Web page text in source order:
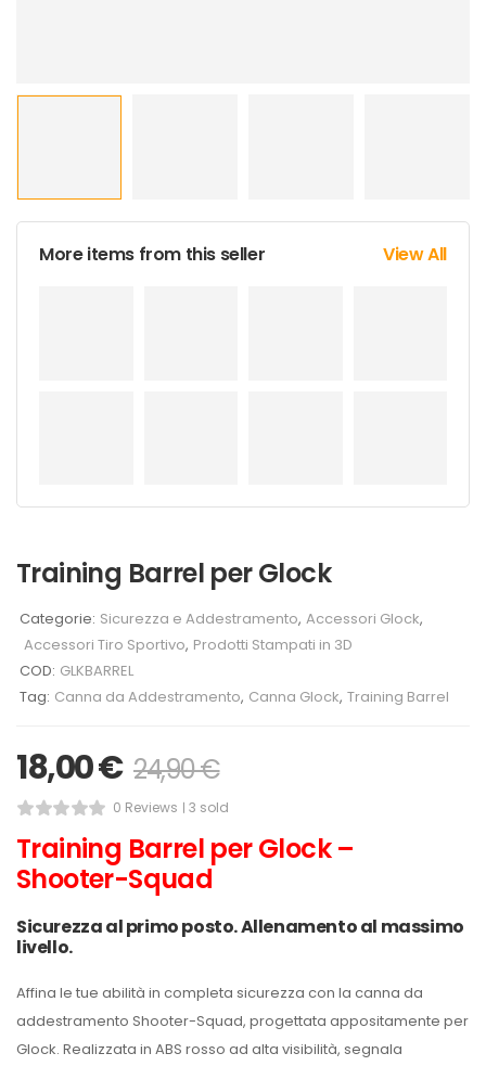
More items from this seller View All
Training Barrel per Glock
Categorie: Sicurezza e Addestramento, Accessori Glock,
Accessori Tiro Sportivo, Prodotti Stampati in 3D
COD: GLKBARREL
Tag: Canna da Addestramento, Canna Glock, Training Barrel
18,00€ 24,90€
0 Reviews 3 sold
Training Barrel per Glock –
Shooter-Squad
Sicurezza al primo posto. Allenamento al massimo
livello.
Affina le tue abilità in completa sicurezza con la canna da
addestramento Shooter-Squad, progettata appositamente per
Glock. Realizzata in ABS rosso ad alta visibilità, segnala